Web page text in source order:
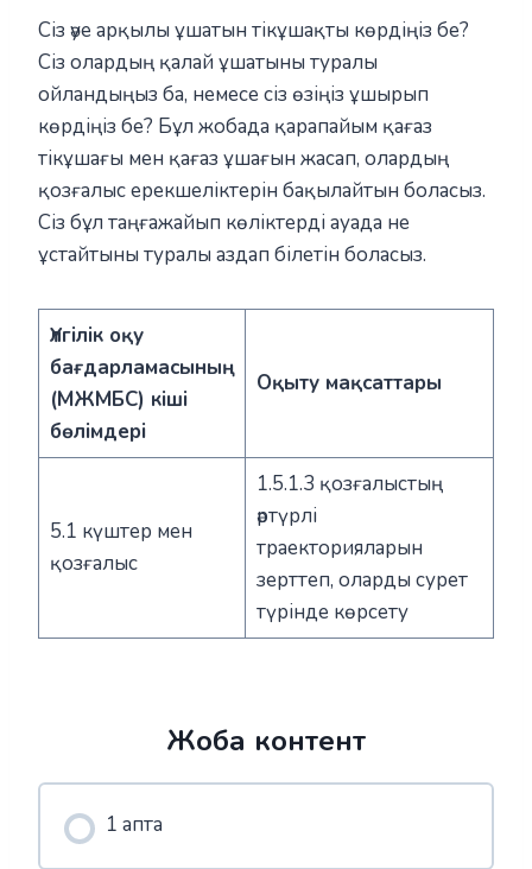
Сіз әуе арқылы ұшатын тікұшақты көрдіңіз бе?
Сіз олардың қалай ұшатыны туралы
ойландыңыз ба, немесе сіз өзіңіз ұшырып
көрдіңіз бе? Бұл жобада қарапайым қағаз
тікұшағы мен қағаз ұшағын жасап, олардың
қозғалыс ерекшеліктерін бақылайтын боласыз.
Сіз бұл таңғажайып көліктерді ауада не
ұстайтыны туралы аздап білетін боласыз.
Үлгілік оқу
бағдарламасының
(МЖМБС) кіші
бөлімдері
Оқыту мақсаттары
5.1 күштер мен
қозғалыс
1.5.1.3 қозғалыстың
әртүрлі
траекторияларын
зерттеп, оларды сурет
түрінде көрсету
Жоба контент
1 апта